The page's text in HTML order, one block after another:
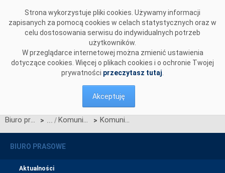
Strona wykorzystuje pliki cookies. Używamy informacji
zapisanych za pomocą cookies w celach statystycznych oraz w
celu dostosowania serwisu do indywidualnych potrzeb
użytkowników.
W przeglądarce internetowej można zmienić ustawienia
dotyczące cookies. Więcej o plikach cookies i o ochronie Twojej
prywatności przeczytasz tutaj
Akceptuję
Biuro prasowe > Komunikaty OSP > Komunikat OSP dot. Kart aktualizacji CB/3/2012, CK/1/2012 IRiESP
BIURO PRASOWE
Aktualności